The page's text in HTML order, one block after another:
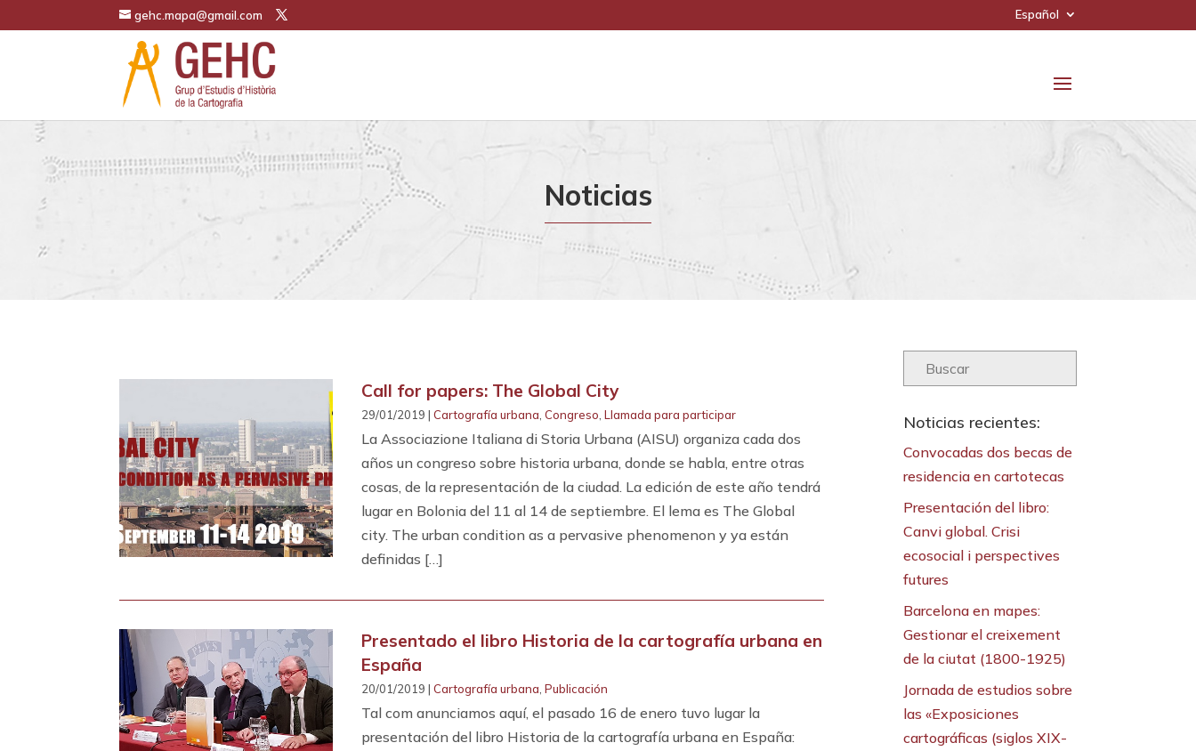
gehc.mapa@gmail.com Español
Noticias
Call for papers: The Global City
29/01/2019 |Cartografía urbana,Congreso,Llamada para participar
La Associazione Italiana di Storia Urbana (AISU) organiza cada dos
años un congreso sobre historia urbana, donde se habla, entre otras
cosas, de la representación de la ciudad. La edición de este año tendrá
lugar en Bolonia del 11 al 14 de septiembre. El lema es The Global
city. The urban condition as a pervasive phenomenon y ya están
definidas […]
Presentado el libro Historia de la cartografía urbana en
España
20/01/2019 |Cartografía urbana,Publicación
Tal com anunciamos aquí, el pasado 16 de enero tuvo lugar la
presentación del libro Historia de la cartografía urbana en España:
Noticias recientes:
Convocadas dos becas de
residencia en cartotecas
Presentación del libro:
Canvi global. Crisi
ecosocial i perspectives
futures
Barcelona en mapes:
Gestionar el creixement
de la ciutat (1800-1925)
Jornada de estudios sobre
las «Exposiciones
cartográficas (siglos XIX-